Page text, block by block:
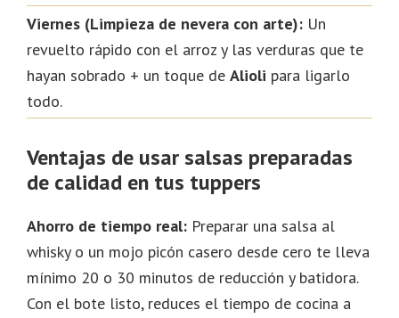
Viernes (Limpieza de nevera con arte): Un
revuelto rápido con el arroz y las verduras que te
hayan sobrado + un toque de Alioli para ligarlo
todo.
Ventajas de usar salsas preparadas
de calidad en tus tuppers
Ahorro de tiempo real: Preparar una salsa al
whisky o un mojo picón casero desde cero te lleva
mínimo 20 o 30 minutos de reducción y batidora.
Con el bote listo, reduces el tiempo de cocina a